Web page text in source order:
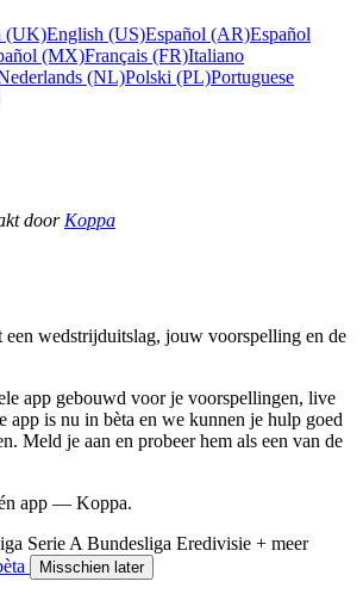
(UK)English (US)Español (AR)Español
(MX)Français (FR)Italiano
(NL)Polski (PL)Portuguese
door Koppa
app gebouwd voor je voorspellingen, live
app is nu in bèta en we kunnen je hulp goed
Meld je aan en probeer hem als een van de
app — Koppa.
Serie A Bundesliga Eredivisie + meer
Misschien later